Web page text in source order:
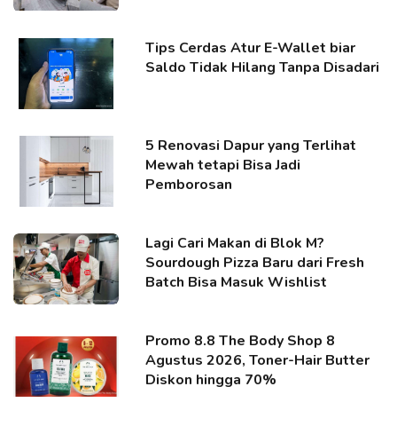
Tips Cerdas Atur E-Wallet biar
Saldo Tidak Hilang Tanpa Disadari
5 Renovasi Dapur yang Terlihat
Mewah tetapi Bisa Jadi
Pemborosan
Lagi Cari Makan di Blok M?
Sourdough Pizza Baru dari Fresh
Batch Bisa Masuk Wishlist
Promo 8.8 The Body Shop 8
Agustus 2026, Toner-Hair Butter
Diskon hingga 70%